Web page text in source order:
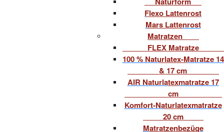
Flexo Lattenrost
Mars Lattenrost
Matratzen
FLEX Matratze
100 % Naturlatex-Matratze 14
& 17 cm
AIR Naturlatexmatratze 17
cm
Komfort-Naturlatexmatratze
20 cm
Matratzenbezüge